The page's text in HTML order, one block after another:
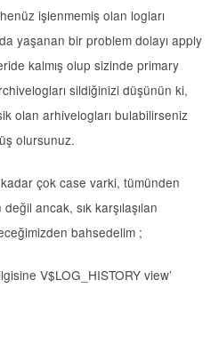
işlenmemiş olan logları
yaşanan bir problem dolayı apply
kalmış olup sizinde primary
sildiğinizi düşünün ki,
olan arhivelogları bulabilirseniz
olursunuz.
çok case varki, tümünden
ancak, sık karşılaşılan
bahsedelim ;
V$LOG_HISTORY view’